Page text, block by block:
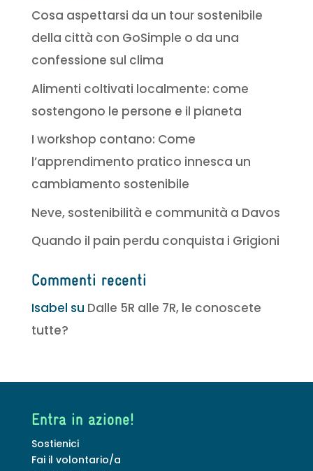
Cosa aspettarsi da un tour sostenibile
della città con GoSimple o da una
confessione sul clima
Alimenti coltivati localmente: come
sostengono le persone e il pianeta
I workshop contano: Come
l’apprendimento pratico innesca un
cambiamento sostenibile
Neve, sostenibilità e communità a Davos
Quando il pain perdu conquista i Grigioni
Commenti recenti
Isabel su Dalle 5R alle 7R, le conoscete
tutte?
Entra in azione!
Sostienici
Fai il volontario/a